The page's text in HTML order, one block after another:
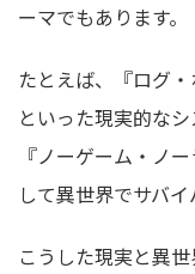
ーマでもあります。
たとえば、『ログ
といった現実的な
『ノーゲーム・ノ
して異世界でサバ
こうした現実と異